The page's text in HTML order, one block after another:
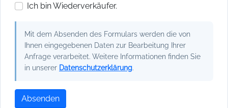
Ich bin Wiederverkäufer.
Mit dem Absenden des Formulars werden die von
Ihnen eingegebenen Daten zur Bearbeitung Ihrer
Anfrage verarbeitet. Weitere Informationen finden Sie
in unserer Datenschutzerklärung.
Absenden